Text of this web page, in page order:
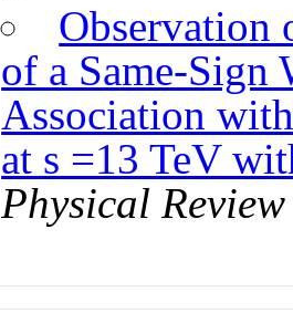
Observation
of a Same-Sign
Association
at s =13 TeV
Physical